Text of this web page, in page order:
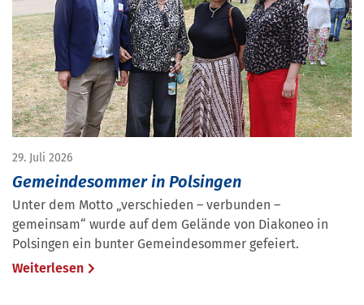
29. Juli 2026
Gemeindesommer in Polsingen
Unter dem Motto „verschieden – verbunden –
gemeinsam“ wurde auf dem Gelände von Diakoneo in
Polsingen ein bunter Gemeindesommer gefeiert.
Weiterlesen